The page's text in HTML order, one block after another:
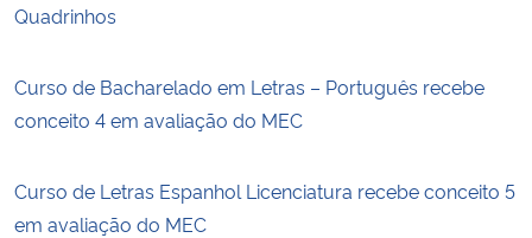
Quadrinhos
Curso de Bacharelado em Letras – Português recebe
conceito 4 em avaliação do MEC
Curso de Letras Espanhol Licenciatura recebe conceito 5
em avaliação do MEC